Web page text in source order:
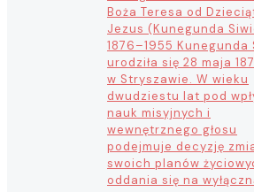
Boża Teresa od
Jezus (Kunegunda
1876–1955 Kunegunda
urodziła się 28 maja
w Stryszawie. W wieku
dwudziestu lat pod
nauk misyjnych i
wewnętrznego głosu
podejmuje decyzję
swoich planów
oddania się na